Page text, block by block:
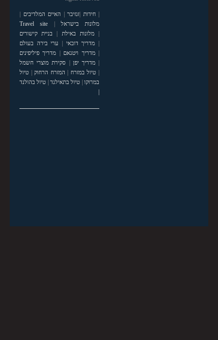
|חידות |זנזיבר | האיים המלדיבים |
מלונות בישראל |
Travel site
|מלונות באילת | בניית קישורים
| מדריך דובאי | ערי בירה בעולם
|מדריך ויטנאם | מדריך פיליפינים
|מדריך יפן | סקירת מוצרי חשמל
| טיול במזרח | המזרח הרחוק| טיול
במרוקו| טיול בתאילנד| טיול בהולנד
|